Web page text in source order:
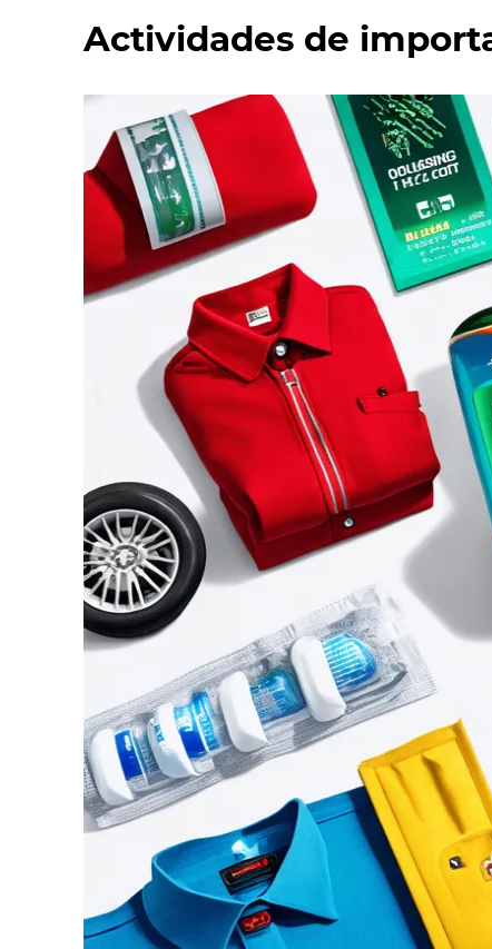
Actividades de